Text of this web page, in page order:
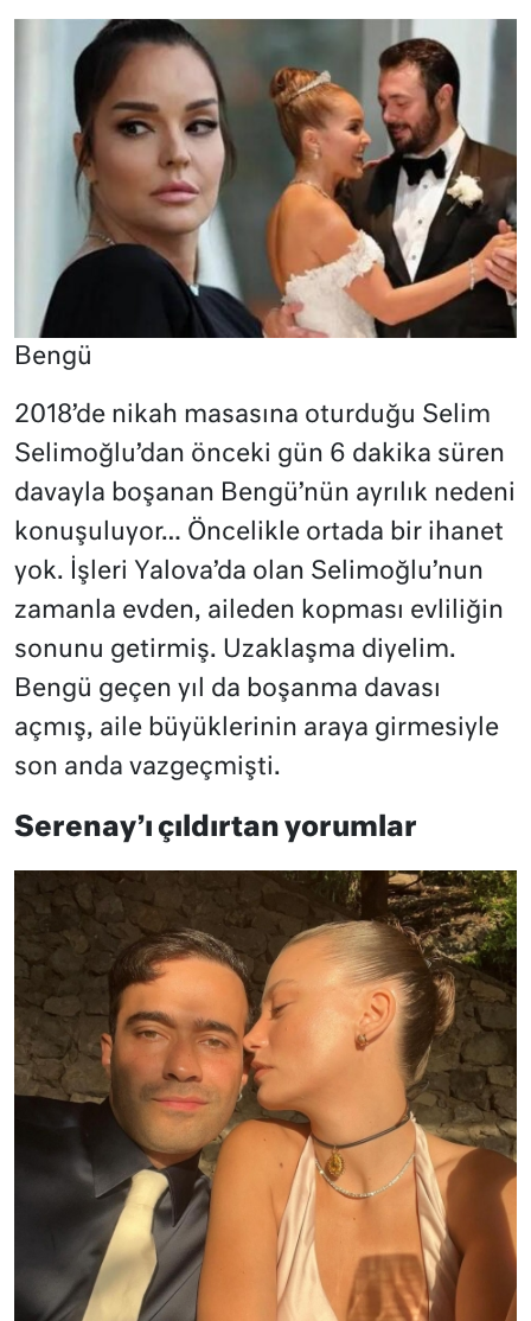
Bengü
2018’de nikah masasına oturduğu Selim
Selimoğlu’dan önceki gün 6 dakika süren
davayla boşanan Bengü’nün ayrılık nedeni
konuşuluyor… Öncelikle ortada bir ihanet
yok. İşleri Yalova’da olan Selimoğlu’nun
zamanla evden, aileden kopması evliliğin
sonunu getirmiş. Uzaklaşma diyelim.
Bengü geçen yıl da boşanma davası
açmış, aile büyüklerinin araya girmesiyle
son anda vazgeçmişti.
Serenay’ı çıldırtan yorumlar